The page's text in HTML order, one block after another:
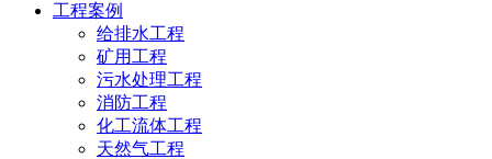
工程案例
给排水工程
矿用工程
污水处理工程
消防工程
化工流体工程
天然气工程